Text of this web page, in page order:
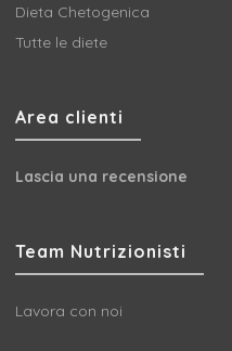
Dieta Chetogenica
Tutte le diete
Area clienti
Lascia una recensione
Team Nutrizionisti
Lavora con noi